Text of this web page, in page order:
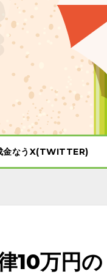
金なうX(TWITTER)
10万円の